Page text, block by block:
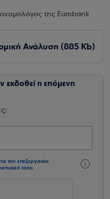
της Eurobank
Ανάλυση (885 Kb)
εκδοθεί η επόμενη
την επεξεργασία
τόπο.